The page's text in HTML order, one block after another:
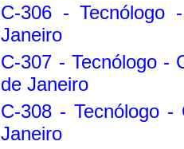
C-306 - Tecnólogo
Janeiro
C-307 - Tecnólogo -
de Janeiro
C-308 - Tecnólogo -
Janeiro